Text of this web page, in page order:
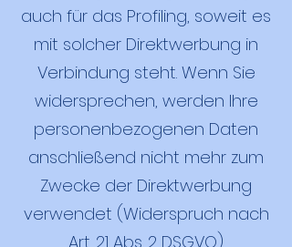
auch für das Profiling, soweit es
mit solcher Direktwerbung in
Verbindung steht. Wenn Sie
widersprechen, werden Ihre
personenbezogenen Daten
anschließend nicht mehr zum
Zwecke der Direktwerbung
verwendet (Widerspruch nach
Art. 21 Abs. 2 DSGVO).